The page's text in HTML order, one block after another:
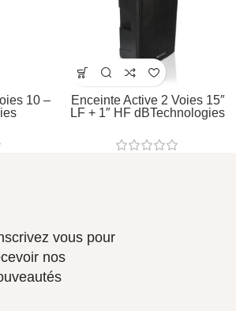
10 –
Enceinte Active 2 Voies 15″
LF + 1″ HF dBTechnologies
vous pour
nos